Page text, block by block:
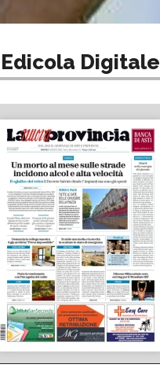
Edicola Digitale